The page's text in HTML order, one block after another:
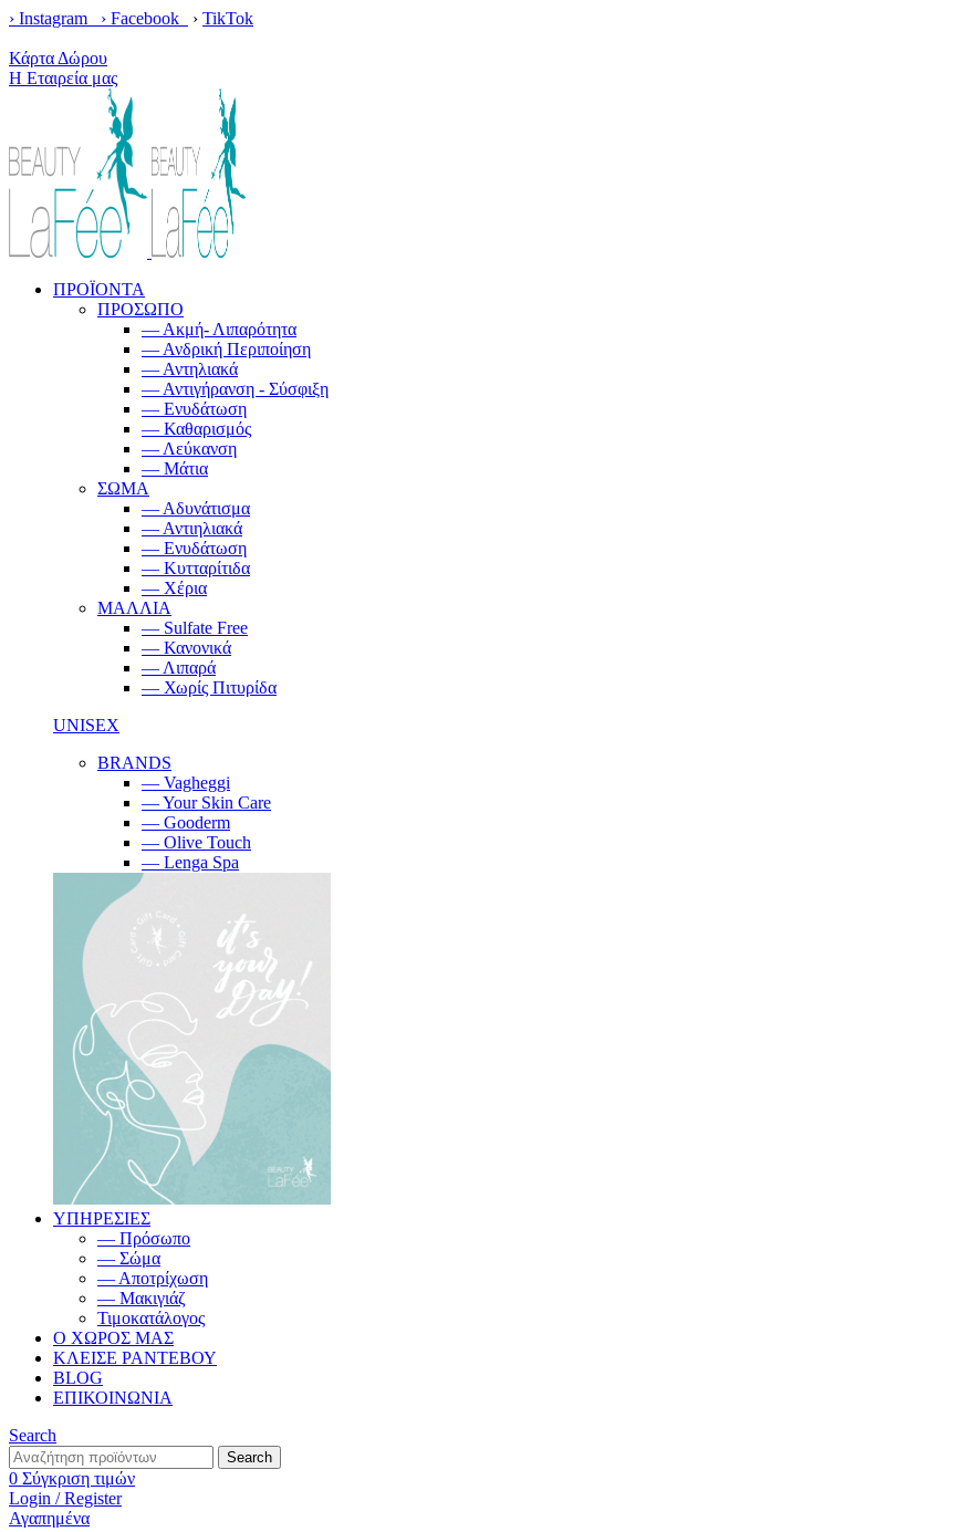
› Instagram › Facebook › TikTok
Κάρτα Δώρου
Η Εταιρεία μας
ΠΡΟΪΟΝΤΑ
ΠΡΟΣΩΠΟ
— Ακμή- Λιπαρότητα
— Ανδρική Περιποίηση
— Αντηλιακά
— Αντιγήρανση - Σύσφιξη
— Ενυδάτωση
— Καθαρισμός
— Λεύκανση
— Μάτια
ΣΩΜΑ
— Αδυνάτισμα
— Αντιηλιακά
— Ενυδάτωση
— Κυτταρίτιδα
— Χέρια
ΜΑΛΛΙΑ
— Sulfate Free
— Κανονικά
— Λιπαρά
— Χωρίς Πιτυρίδα
UNISEX
BRANDS
— Vagheggi
— Your Skin Care
— Gooderm
— Olive Touch
— Lenga Spa
ΥΠΗΡΕΣΙΕΣ
— Πρόσωπο
— Σώμα
— Αποτρίχωση
— Μακιγιάζ
Τιμοκατάλογος
Ο ΧΩΡΟΣ ΜΑΣ
ΚΛΕΙΣΕ ΡΑΝΤΕΒΟΥ
BLOG
ΕΠΙΚΟΙΝΩΝΙΑ
Search
Search
0 Σύγκριση τιμών
Login / Register
Αγαπημένα